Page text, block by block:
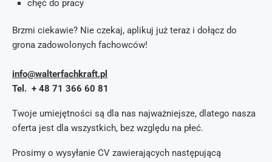
chęć do pracy
Brzmi ciekawie? Nie czekaj, aplikuj już teraz i dołącz do
grona zadowolonych fachowców!
info@walterfachkraft.pl
Tel. + 48 71 366 60 81
Twoje umiejętności są dla nas najważniejsze, dlatego nasza
oferta jest dla wszystkich, bez względu na płeć.
Prosimy o wysyłanie CV zawierających następującą